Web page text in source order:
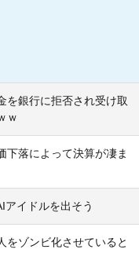
を銀行に拒否され受け取
ｗ
下落によって決算が凄ま
アイドルを出そう
をゾンビ化させていると